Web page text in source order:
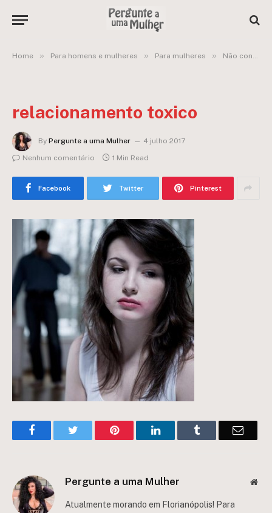
Home » Para homens e mulheres » Para mulheres » Não consigo me livrar de um cara que é estúpido e abusivo comigo:
relacionamento toxico
By Pergunte a uma Mulher
4 julho 2017
Nenhum comentário
1 Min Read
Facebook Twitter Pinterest
FacebookTwitter Pinterest LinkedInTumblr Email
Pergunte a uma Mulher
Atualmente morando em Florianópolis! Para